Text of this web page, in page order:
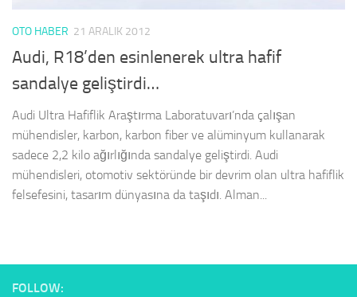
OTO HABER 21 ARALIK 2012
Audi, R18’den esinlenerek ultra hafif
sandalye geliştirdi…
Audi Ultra Hafiflik Araştırma Laboratuvarı’nda çalışan
mühendisler, karbon, karbon fiber ve alüminyum kullanarak
sadece 2,2 kilo ağırlığında sandalye geliştirdi. Audi
mühendisleri, otomotiv sektöründe bir devrim olan ultra hafiflik
felsefesini, tasarım dünyasına da taşıdı. Alman...
FOLLOW: